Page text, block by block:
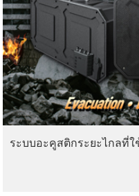
ระบบอะคูสติกระยะไกลที่ใ